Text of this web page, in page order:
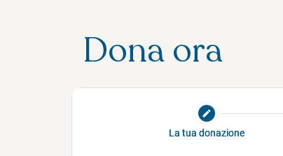
Dona ora